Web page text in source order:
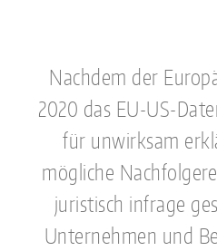
Nachdem der
2020 das EU-US-
für unwirksam
mögliche
juristisch infrage
Unternehmen und